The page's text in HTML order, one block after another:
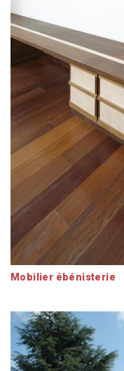
Mobilier ébénisterie